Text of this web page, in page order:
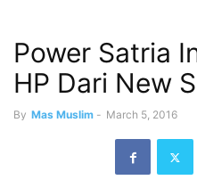
Power Satria
HP Dari New
By Mas Muslim - March 5, 2016